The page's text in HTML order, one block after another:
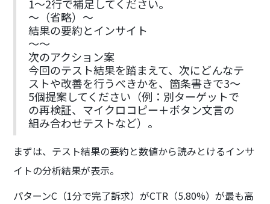
1〜2行で補足してください。
〜（省略）〜
結果の要約とインサイト
〜〜
次のアクション案
今回のテスト結果を踏まえて、次にどんなテ
ストや改善を行うべきかを、箇条書きで3〜
5個提案してください（例：別ターゲットで
の再検証、マイクロコピー＋ボタン文言の
組み合わせテストなど）。
まずは、テスト結果の要約と数値から読みとけるインサ
イトの分析結果が表示。
パターンC（1分で完了訴求）がCTR（5.80%）が最も高